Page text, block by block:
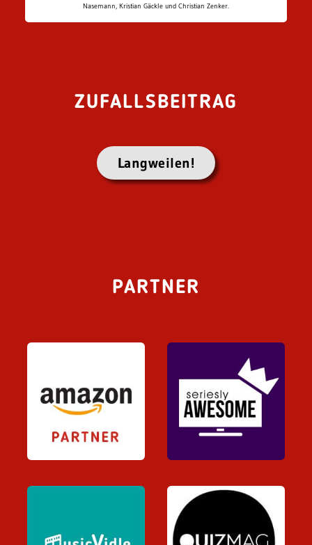
Nasemann, Kristian Gäckle und Christian Zenker.
ZUFALLSBEITRAG
Langweilen!
PARTNER